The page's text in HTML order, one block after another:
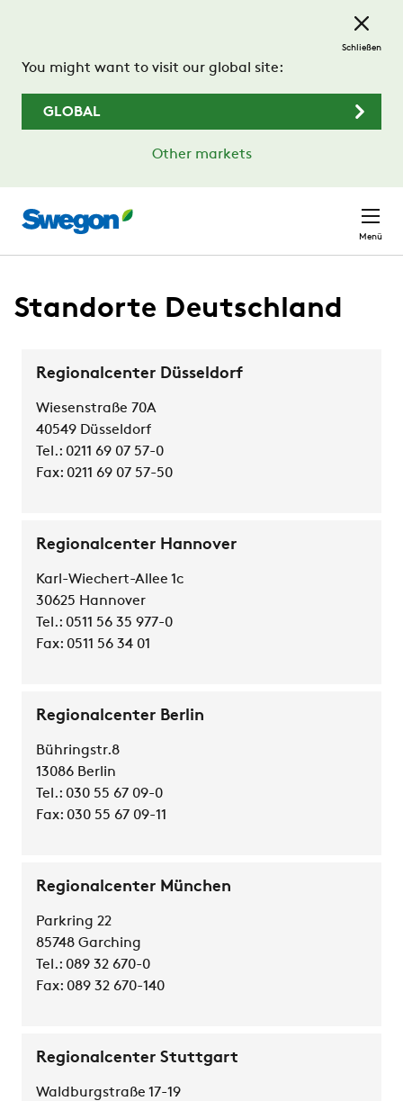
You might want to visit our global site:
GLOBAL
Other markets
Schließen
Menü
Standorte Deutschland
Regionalcenter Düsseldorf
Wiesenstraße 70A
40549 Düsseldorf
Tel.: 0211 69 07 57-0
Fax: 0211 69 07 57-50
Regionalcenter Hannover
Karl-Wiechert-Allee 1c
30625 Hannover
Tel.: 0511 56 35 977-0
Fax: 0511 56 34 01
Regionalcenter Berlin
Bühringstr.8
13086 Berlin
Tel.: 030 55 67 09-0
Fax: 030 55 67 09-11
Regionalcenter München
Parkring 22
85748 Garching
Tel.: 089 32 670-0
Fax: 089 32 670-140
Regionalcenter Stuttgart
Waldburgstraße 17-19